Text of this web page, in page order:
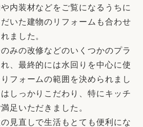
内装材などをご覧になるうちに
いた建物のリフォームも合わせ
ました。
みの改修などのいくつかのプラ
、最終的には水回りを中心に使
フォームの範囲を決められまし
しっかりこだわり、特にキッチ
足いただきました。
見直しで生活もとても便利にな